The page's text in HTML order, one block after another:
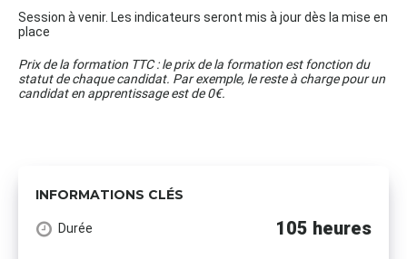
Session à venir. Les indicateurs seront mis à jour dès la mise en
place
Prix de la formation TTC : le prix de la formation est fonction du
statut de chaque candidat. Par exemple, le reste à charge pour un
candidat en apprentissage est de 0€.
INFORMATIONS CLÉS
Durée 105 heures